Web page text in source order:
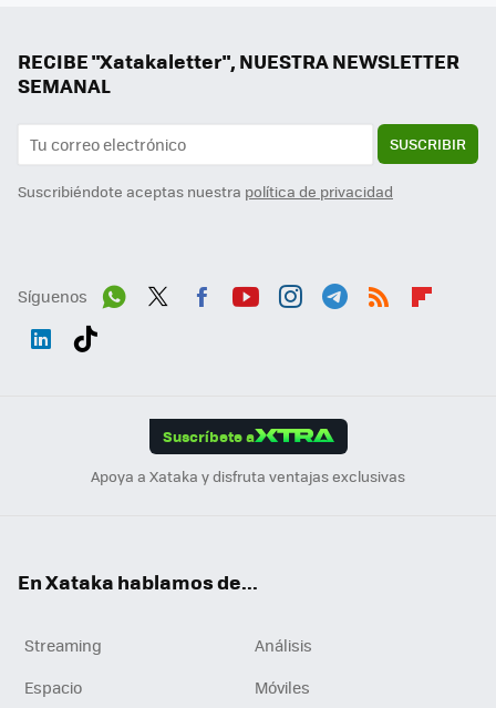
RECIBE "Xatakaletter", NUESTRA NEWSLETTER
SEMANAL
SUSCRIBIR
Suscribiéndote aceptas nuestra política de privacidad
Síguenos
Suscríbete a
Apoya a Xataka y disfruta ventajas exclusivas
En Xataka hablamos de...
Streaming
Análisis
Espacio
Móviles